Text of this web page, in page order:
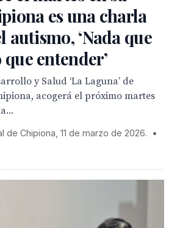
es una charla
autismo, ‘Nada que
entender’
y Salud ‘La Laguna’ de
acogerá el próximo martes
de Chipiona, 11 de marzo de 2026.
•